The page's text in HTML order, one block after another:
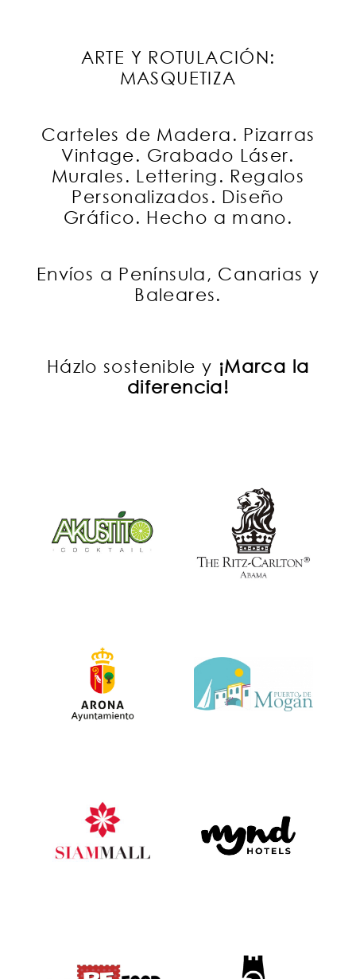
ARTE Y ROTULACIÓN:
MASQUETIZA
Carteles de Madera. Pizarras
Vintage. Grabado Láser.
Murales. Lettering. Regalos
Personalizados. Diseño
Gráfico. Hecho a mano.
Envíos a Península, Canarias y
Baleares.
Házlo sostenible y ¡Marca la
diferencia!